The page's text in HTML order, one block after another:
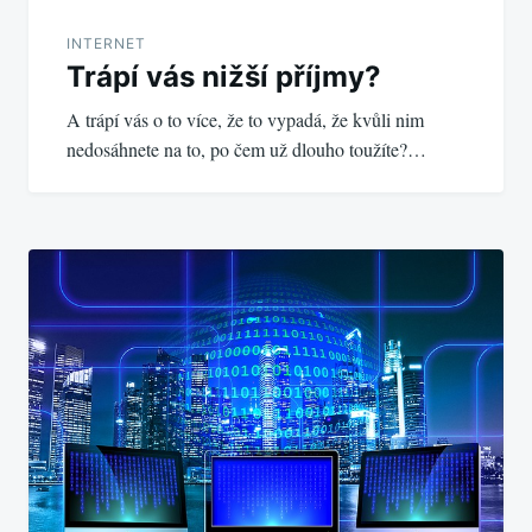
INTERNET
Trápí vás nižší příjmy?
A trápí vás o to více, že to vypadá, že kvůli nim
nedosáhnete na to, po čem už dlouho toužíte?…